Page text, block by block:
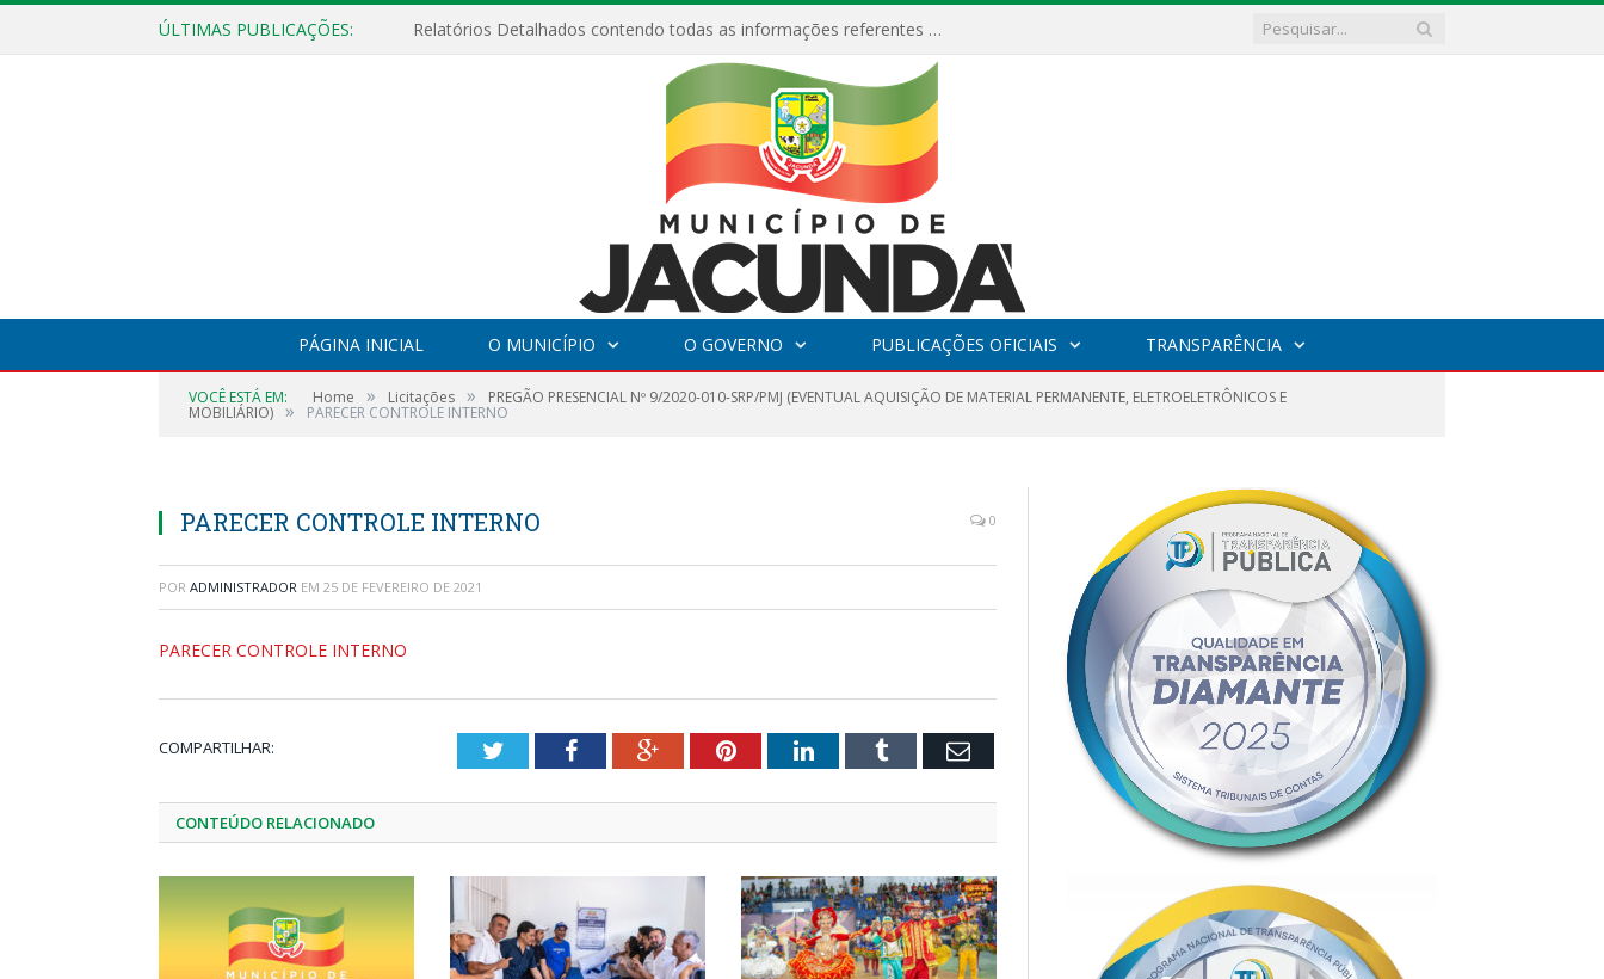
ÚLTIMAS PUBLICAÇÕES: Relatórios Detalhados contendo todas as informações referentes a execução de recursos destinados ao fomento de projetos culturais no Município de Jacundá entre os anos de 2022 ao presente ano de 2026.
PÁGINA INICIAL O MUNICÍPIO O GOVERNO PUBLICAÇÕES OFICIAIS TRANSPARÊNCIA
VOCÊ ESTÁ EM: Home » Licitações » PREGÃO PRESENCIAL Nº 9/2020-010-SRP/PMJ (EVENTUAL AQUISIÇÃO DE MATERIAL PERMANENTE, ELETROELETRÔNICOS E
MOBILIÁRIO) » PARECER CONTROLE INTERNO
PARECER CONTROLE INTERNO 0
POR ADMINISTRADOR EM 25 DE FEVEREIRO DE 2021
PARECER CONTROLE INTERNO
COMPARTILHAR: TwitterFacebookGoogle+PinterestLinkedInTumblr Email
CONTEÚDO RELACIONADO